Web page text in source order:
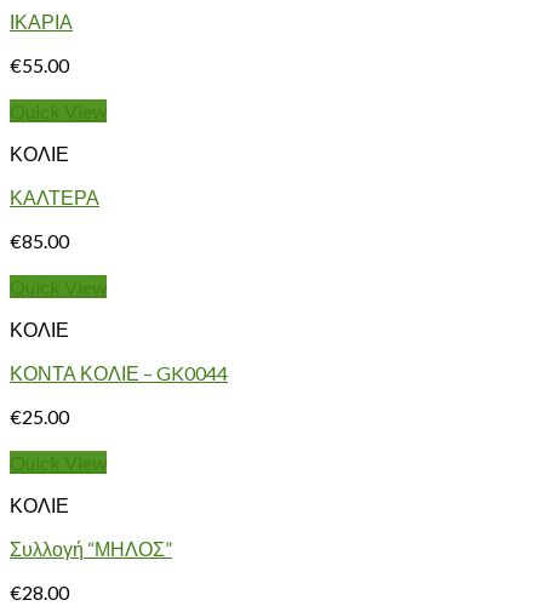
ΙΚΑΡΙΑ
€55.00
Quick View
ΚΟΛΙΕ
ΚΑΛΤΕΡΑ
€85.00
Quick View
ΚΟΛΙΕ
ΚΟΝΤΑ ΚΟΛΙΕ – GK0044
€25.00
Quick View
ΚΟΛΙΕ
Συλλογή “ΜΗΛΟΣ”
€28.00